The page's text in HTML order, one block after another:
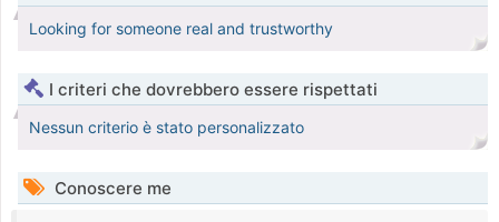
Looking for someone real and trustworthy
I criteri che dovrebbero essere rispettati
Nessun criterio è stato personalizzato
Conoscere me